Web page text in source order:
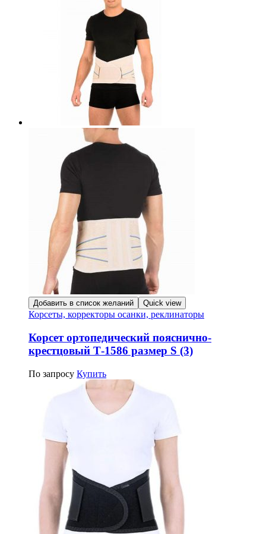
Добавить в список желаний Quick view
Корсеты, корректоры осанки, реклинаторы
Корсет ортопедический пояснично-
крестцовый Т-1586 размер S (3)
По запросу Купить